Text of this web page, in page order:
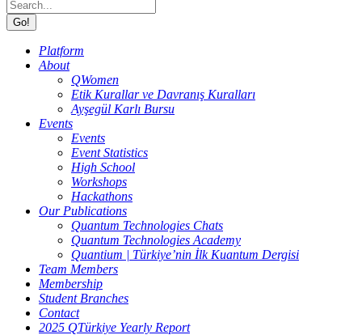
Platform
About
QWomen
Etik Kurallar ve Davranış Kuralları
Ayşegül Karlı Bursu
Events
Events
Event Statistics
High School
Workshops
Hackathons
Our Publications
Quantum Technologies Chats
Quantum Technologies Academy
Quantium | Türkiye’nin İlk Kuantum Dergisi
Team Members
Membership
Student Branches
Contact
2025 QTürkiye Yearly Report